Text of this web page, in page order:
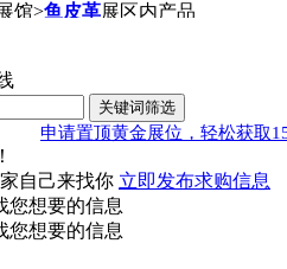
馆>鱼皮革展区内产品
申请置顶黄金展位，轻松获取
自己来找你 立即发布求购信息
您想要的信息
您想要的信息